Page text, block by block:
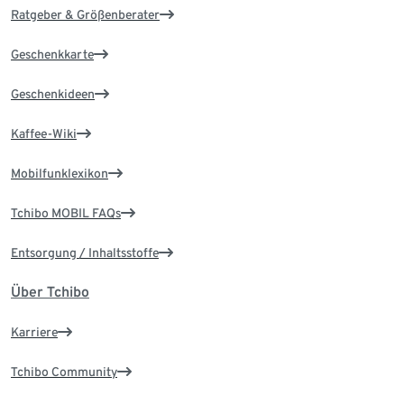
Ratgeber & Größenberater
Geschenkkarte
Geschenkideen
Kaffee-Wiki
Mobilfunklexikon
Tchibo MOBIL FAQs
Entsorgung / Inhaltsstoffe
Über Tchibo
Karriere
Tchibo Community